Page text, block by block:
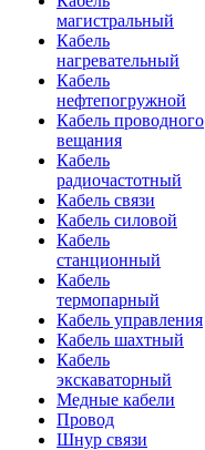
магистральный
Кабель
нагревательный
Кабель
нефтепогружной
Кабель проводного
вещания
Кабель
радиочастотный
Кабель связи
Кабель силовой
Кабель
станционный
Кабель
термопарный
Кабель управления
Кабель шахтный
Кабель
экскаваторный
Медные кабели
Провод
Шнур связи